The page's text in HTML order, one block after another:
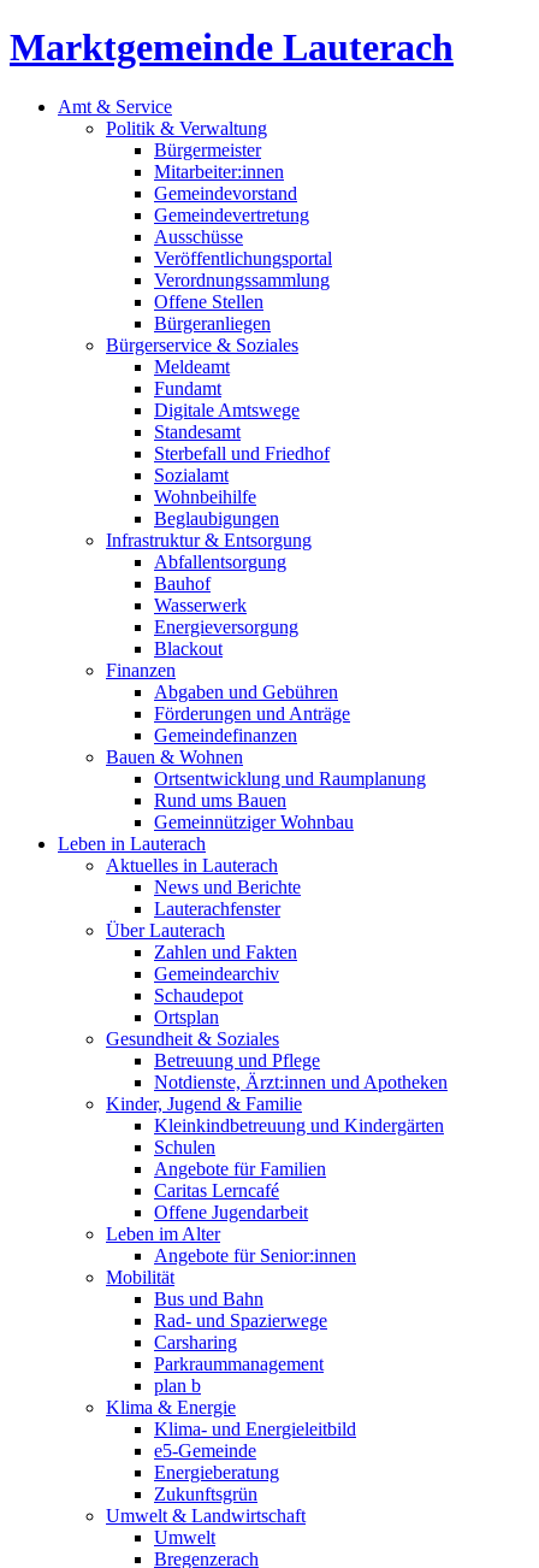
Marktgemeinde Lauterach
Amt & Service
Politik & Verwaltung
Bürgermeister
Mitarbeiter:innen
Gemeindevorstand
Gemeindevertretung
Ausschüsse
Veröffentlichungsportal
Verordnungssammlung
Offene Stellen
Bürgeranliegen
Bürgerservice & Soziales
Meldeamt
Fundamt
Digitale Amtswege
Standesamt
Sterbefall und Friedhof
Sozialamt
Wohnbeihilfe
Beglaubigungen
Infrastruktur & Entsorgung
Abfallentsorgung
Bauhof
Wasserwerk
Energieversorgung
Blackout
Finanzen
Abgaben und Gebühren
Förderungen und Anträge
Gemeindefinanzen
Bauen & Wohnen
Ortsentwicklung und Raumplanung
Rund ums Bauen
Gemeinnütziger Wohnbau
Leben in Lauterach
Aktuelles in Lauterach
News und Berichte
Lauterachfenster
Über Lauterach
Zahlen und Fakten
Gemeindearchiv
Schaudepot
Ortsplan
Gesundheit & Soziales
Betreuung und Pflege
Notdienste, Ärzt:innen und Apotheken
Kinder, Jugend & Familie
Kleinkindbetreuung und Kindergärten
Schulen
Angebote für Familien
Caritas Lerncafé
Offene Jugendarbeit
Leben im Alter
Angebote für Senior:innen
Mobilität
Bus und Bahn
Rad- und Spazierwege
Carsharing
Parkraummanagement
plan b
Klima & Energie
Klima- und Energieleitbild
e5-Gemeinde
Energieberatung
Zukunftsgrün
Umwelt & Landwirtschaft
Umwelt
Bregenzerach